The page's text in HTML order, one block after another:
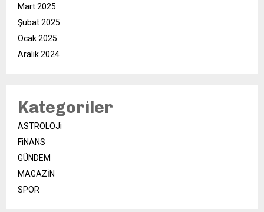
Mart 2025
Şubat 2025
Ocak 2025
Aralık 2024
Kategoriler
ASTROLOJi
FiNANS
GÜNDEM
MAGAZİN
SPOR